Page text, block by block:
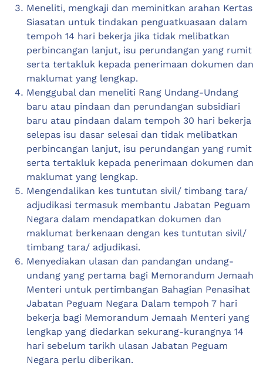
Meneliti, mengkaji dan meminitkan arahan Kertas
Siasatan untuk tindakan penguatkuasaan dalam
tempoh 14 hari bekerja jika tidak melibatkan
perbincangan lanjut, isu perundangan yang rumit
serta tertakluk kepada penerimaan dokumen dan
maklumat yang lengkap.
Menggubal dan meneliti Rang Undang-Undang
baru atau pindaan dan perundangan subsidiari
baru atau pindaan dalam tempoh 30 hari bekerja
selepas isu dasar selesai dan tidak melibatkan
perbincangan lanjut, isu perundangan yang rumit
serta tertakluk kepada penerimaan dokumen dan
maklumat yang lengkap.
Mengendalikan kes tuntutan sivil/ timbang tara/
adjudikasi termasuk membantu Jabatan Peguam
Negara dalam mendapatkan dokumen dan
maklumat berkenaan dengan kes tuntutan sivil/
timbang tara/ adjudikasi.
Menyediakan ulasan dan pandangan undang-
undang yang pertama bagi Memorandum Jemaah
Menteri untuk pertimbangan Bahagian Penasihat
Jabatan Peguam Negara Dalam tempoh 7 hari
bekerja bagi Memorandum Jemaah Menteri yang
lengkap yang diedarkan sekurang-kurangnya 14
hari sebelum tarikh ulasan Jabatan Peguam
Negara perlu diberikan.